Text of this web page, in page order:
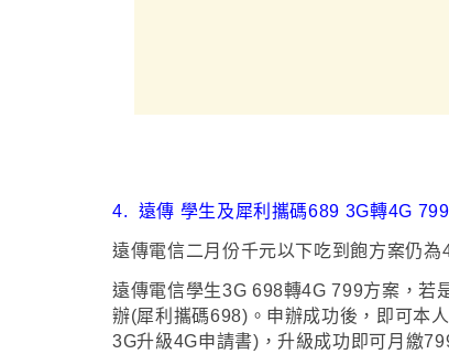
4. 遠傳 學生及犀利攜碼689 3G轉4G
遠傳電信二月份千元以下吃到飽方案仍
遠傳電信學生3G 698轉4G 799方案 ，若
辦(犀利攜碼698) 。 申辦成功後 ， 即可本
3G升級4G申請書)，升級成功即可月繳